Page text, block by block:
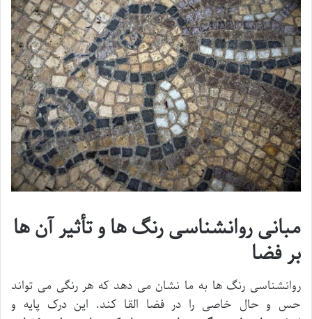
مبانی روانشناسی رنگ ها و تأثیر آن ها
بر فضا
روانشناسی رنگ ها به ما نشان می دهد که هر رنگی می تواند
حس و حال خاصی را در فضا القا کند. این درک پایه و